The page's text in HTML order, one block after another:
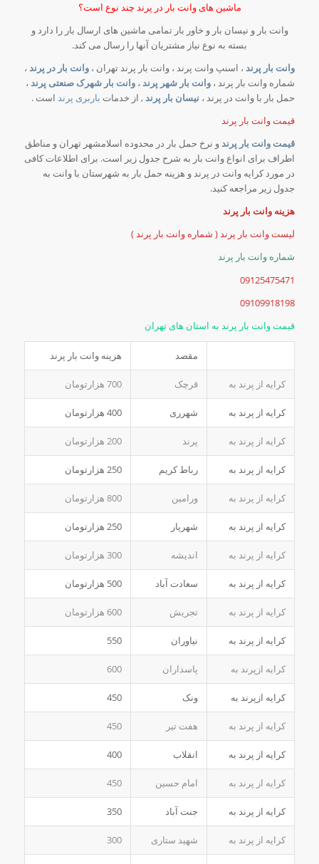
ماشین های وانت بار در پرند چند نوع است؟
وانت بار و نیسان بار و خاور بار تمامی ماشین های ارسال بار را دارد و
بسته به نوع نیاز مشتریان آنها را رسال می کند.
وانت بار پرند، اسنپ وانت پرند ، وانت بار پرند تهران ، وانت بار در پرند،
شماره وانت بار پرند ، وانت بار شهر پرند، وانت بار شهرک صنعتی پرند،
حمل بار با وانت در پرند ، نیسان بار پرند, از خدمات باربری پرنداست .
قیمت وانت بار پرند
قیمت وانت بار پرندو نرخ حمل بار در محدوده اسلامشهر تهران و مناطق
اطراف برای انواع وانت بار به شرح جدول زیر است. برای اطلاعات کافی
در مورد کرایه وانت در پرند و هزینه حمل بار به شهرستان با وانت به
جدول زیر مراجعه کنید.
هزینه وانت بار پرند
لیست وانت بار پرند ( شماره وانت بار پرند )
شماره وانت بار پرند
09125475471
09109918198
قیمت وانت بار پرند به استان های تهران
مقصد هزینه وانت بار پرند
کرایه از پرند به قرچک 700 هزارتومان
کرایه از پرند به شهرری 400 هزارتومان
کرایه از پرند به پرند 200 هزارتومان
کرایه از پرند به رباط کریم 250 هزارتومان
کرایه از پرند به ورامین 800 هزارتومان
کرایه از پرند به شهریار 250 هزارتومان
کرایه از پرند به اندیشه 300 هزارتومان
کرایه از پرند به سعادت آباد 500 هزارتومان
کرایه از پرند به تجریش 600 هزارتومان
کرایه از پرند به نیاوران 550
کرایه ازپرند به پاسداران 600
کرایه ازپرند به ونک 450
کرایه از پرند به هفت تیر 450
کرایه از پرند به انقلاب 400
کرایه از پرند به امام حسین 450
کرایه از پرند به جنت آباد 350
کرایه از پرند به شهید ستاری 300